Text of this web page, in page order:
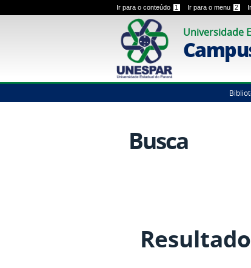
Ir para o conteúdo 1 Ir para o menu 2
Universidade
Busca